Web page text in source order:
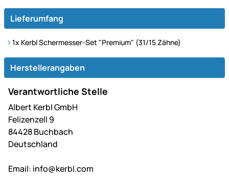
Lieferumfang
1x KerblSchermesser-Set "Premium" (31/15 Zähne)
Herstellerangaben
Verantwortliche Stelle
Albert Kerbl GmbH
Felizenzell 9
84428 Buchbach
Deutschland
Email: info@kerbl.com